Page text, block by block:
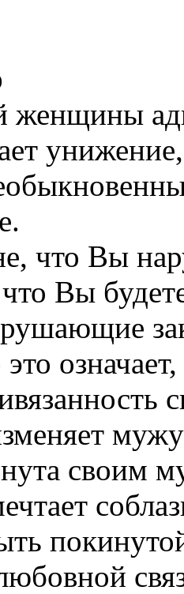
женщины
что Вы
Вы
своим